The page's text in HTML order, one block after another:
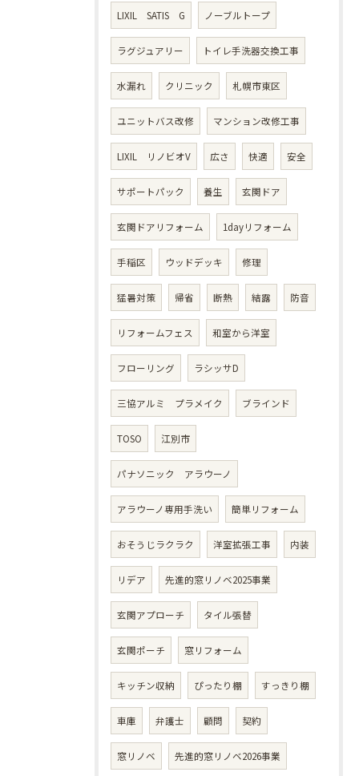
LIXIL SATIS G ノーブルトープ
ラグジュアリー トイレ手洗器交換工事
水漏れ クリニック 札幌市東区
ユニットバス改修 マンション改修工事
LIXIL リノビオV 広さ 快適 安全
サポートパック 養生 玄関ドア
玄関ドアリフォーム 1dayリフォーム
手稲区 ウッドデッキ 修理
猛暑対策 帰省 断熱 結露 防音
リフォームフェス 和室から洋室
フローリング ラシッサD
三協アルミ プラメイク ブラインド
TOSO 江別市
パナソニック アラウーノ
アラウーノ専用手洗い 簡単リフォーム
おそうじラクラク 洋室拡張工事 内装
リデア 先進的窓リノベ2025事業
玄関アプローチ タイル張替
玄関ポーチ 窓リフォーム
キッチン収納 ぴったり棚 すっきり棚
車庫 弁護士 顧問 契約
窓リノベ 先進的窓リノベ2026事業